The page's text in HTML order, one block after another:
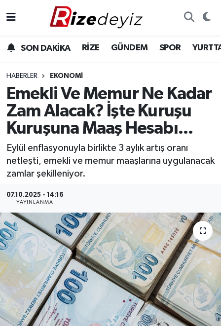
SON DAKİKA RİZE GÜNDEM SPOR
HABERLER EKONOMI
Emekli Ve Memur Ne Kadar
Zam Alacak? İşte Kuruşu
Kuruşuna Maaş Hesabı...
Eylül enflasyonuyla birlikte 3 aylık artış oranı
netleşti, emekli ve memur maaşlarına uygulanacak
zamlar şekilleniyor.
07.10.2025 - 14:16
YAYINLANMA
Gündem
Yurttan Haberler
Ekonomi
Teknoloji
Sağlık
Rize Hava Durumu
Rize Trafik Yoğunluk Haritası
Süper Lig Puan Durumu ve Fikstür
Tüm Manşetler
Son Dakika Haberleri